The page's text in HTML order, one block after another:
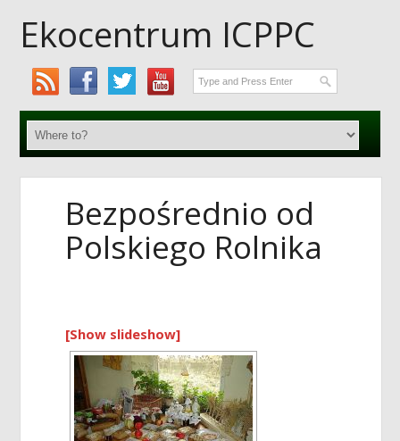
Ekocentrum ICPPC
Bezpośrednio od
Polskiego Rolnika
[Show slideshow]